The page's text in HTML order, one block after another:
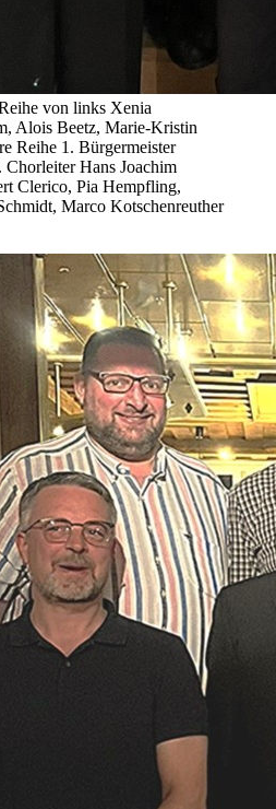
von links Xenia
Alois Beetz, Marie-Kristin
Reihe 1. Bürgermeister
Chorleiter Hans Joachim
Clerico, Pia Hempfling,
Marco Kotschenreuther